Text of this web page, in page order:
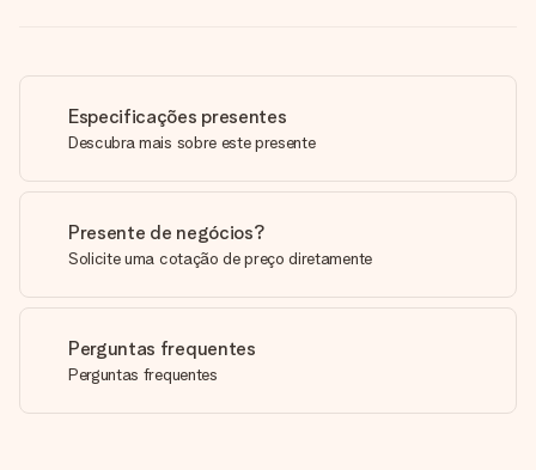
Especificações presentes
Descubra mais sobre este presente
Presente de negócios?
Solicite uma cotação de preço diretamente
Perguntas frequentes
Perguntas frequentes